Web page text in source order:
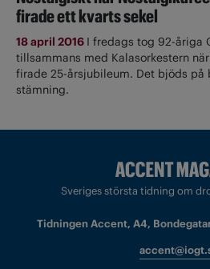
firade ett kvarts sekel
18 april 2016 I fredags tog 92-åriga
tillsammans med Kalasorkestern
firade 25-årsjubileum. Det bjöds på
stämning.
Sveriges största tidning om
Tidningen Accent, A4,